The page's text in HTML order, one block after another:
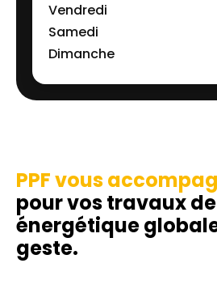
Vendredi
Samedi
Dimanche
PPF vous
pour vos travaux
énergétique
geste.